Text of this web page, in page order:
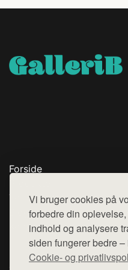
Vi bruger cookies på
forbedre din
indhold og analysere
siden fungerer bedre
Cookie- og
Forside
Top Rabatter
Blog
Kontakt